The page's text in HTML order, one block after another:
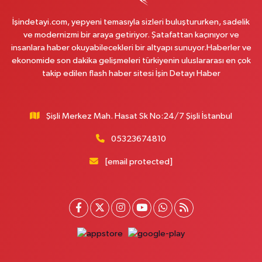
Plevne Eczanesi
Mevlana Mahallesi İbrahim Hayırlıoğlu Caddesi 6 3 PLEVNE KONUTLARI
0 (212) 823 53 43 Yol Tarifi Al
Siyavuşpaşa Mahallesi Adnan Kahveci Bulvarı 154 B MEMORIAL
Osmangazi Mahallesi Atayolu Caddesi 10C-D KAYA ÇİFTLİĞİ İLE KÖFTECİ
YUSUF ARASINDA, TARIM KOOPERATİF MARKETİ KARŞISI,SAAT KULESİNİN
0 (506) 466 78 60 Yol Tarifi Al
İşindetayi.com, yepyeni temasıyla sizleri buluştururken, sadelik
ve modernizmi bir araya getiriyor. Şatafattan kaçınıyor ve
insanlara haber okuyabilecekleri bir altyapı sunuyor.Haberler ve
ekonomide son dakika gelişmeleri türkiyenin uluslararası en çok
takip edilen flash haber sitesi İşin Detayı Haber
Şişli Merkez Mah. Hasat Sk No:24/7 Şişli İstanbul
05323674810
[email protected]